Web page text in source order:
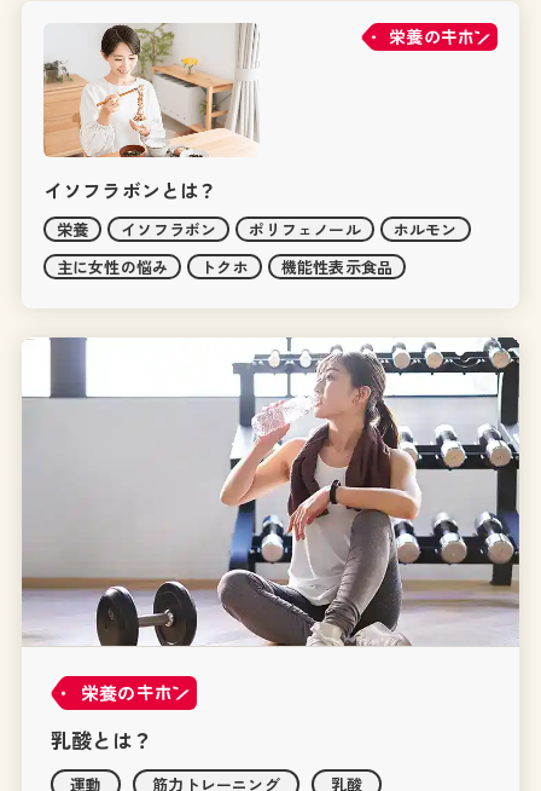
栄養の
イソフラボンとは？
栄養 イソフラボン ポリフェノール
ホルモン
主に女性の悩み
トクホ 機能性表示食品
栄養の
乳酸とは？
運動 筋力トレーニング 乳酸